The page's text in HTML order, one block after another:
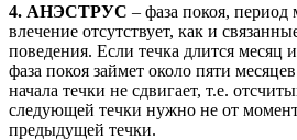
4. АНЭСТРУС – фаза покоя,
влечение отсутствует, как и
поведения. Если течка длится месяц
фаза покоя займет около пяти
начала течки не сдвигает, т.е.
следующей течки нужно не от
предыдущей течки.